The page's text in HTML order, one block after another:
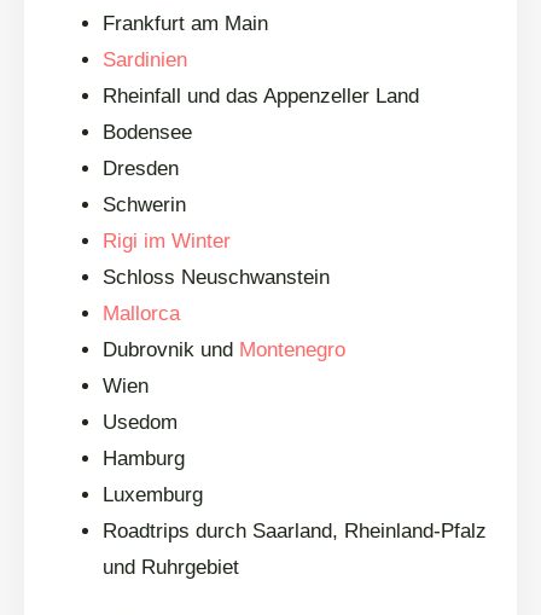
Frankfurt am Main
Sardinien
Rheinfall und das Appenzeller Land
Bodensee
Dresden
Schwerin
Rigi im Winter
Schloss Neuschwanstein
Mallorca
Dubrovnik und Montenegro
Wien
Usedom
Hamburg
Luxemburg
Roadtrips durch Saarland, Rheinland-Pfalz
und Ruhrgebiet